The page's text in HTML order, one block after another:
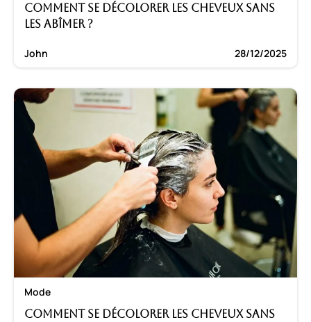
Comment se décolorer les cheveux sans
les abîmer ?
John 28/12/2025
Mode
Comment se décolorer les cheveux sans